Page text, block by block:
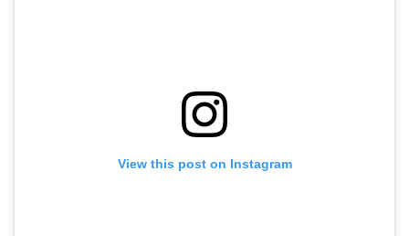
View this post on Instagram